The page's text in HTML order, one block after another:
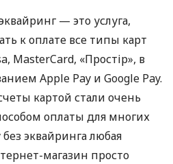
— это услуга,
к оплате все типы карт
MasterCard, «Простір», в
Apple Pay и Google Pay.
картой стали очень
оплаты для многих
эквайринга любая
магазин просто